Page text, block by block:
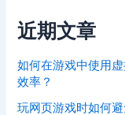
近期文章
如何在游戏中使用
效率？
玩网页游戏时如何